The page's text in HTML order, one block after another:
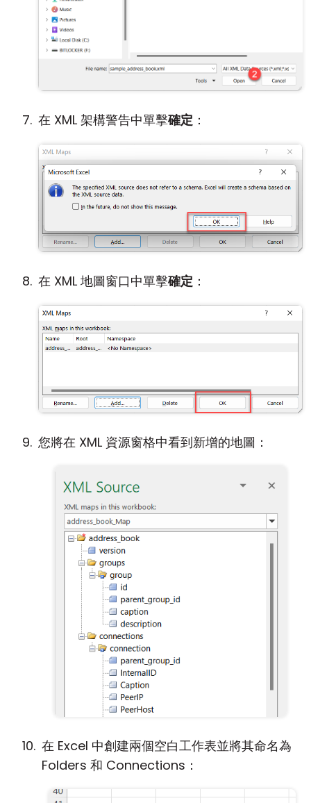
在 XML 架構警告中單擊確定 ：
在 XML 地圖窗口中單擊確定 ：
您將在 XML 資源窗格中看到新增的地圖：
在 Excel 中創建兩個空白工作表並將其命名為
Folders 和 Connections：